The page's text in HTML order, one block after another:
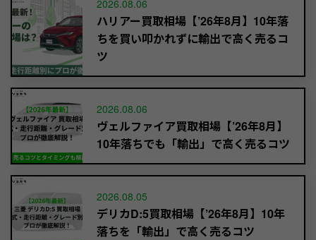
2026.08.06
ハリアー買取相場【’26年8月】10年落
ちを買い叩かれずに輸出で高く売るコ
ツ
2026.08.06
ヴェルファイア買取相場【’26年8月】
10年落ちでも「輸出」で高く売るコツ
2026.08.05
デリカD:5買取相場【’26年8月】10年
落ちを「輸出」で高く売るコツ